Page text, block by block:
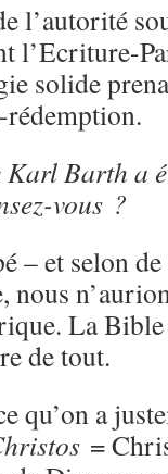
l’autorité
l’Ecriture-
solide
Barth a
vous ?
– et selon
nous
La
de tout.
qu’on a
=